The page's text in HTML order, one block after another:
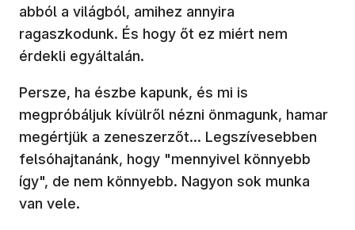
abból a világból, amihez annyira
ragaszkodunk. És hogy őt ez miért nem
érdekli egyáltalán.
Persze, ha észbe kapunk, és mi is
megpróbáljuk kívülről nézni önmagunk, hamar
megértjük a zeneszerzőt... Legszívesebben
felsóhajtanánk, hogy "mennyivel könnyebb
így", de nem könnyebb. Nagyon sok munka
van vele.